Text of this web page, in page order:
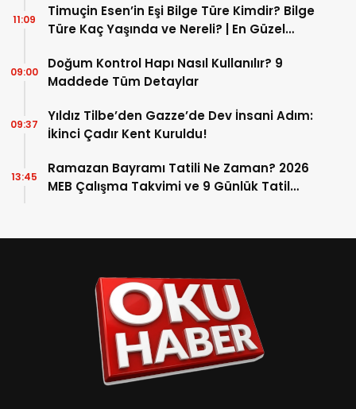
Timuçin Esen’in Eşi Bilge Türe Kimdir? Bilge
Türe Kaç Yaşında ve Nereli? | En Güzel
11:09
Doğum Kontrol Hapı Nasıl Kullanılır? 9
Maddede Tüm Detaylar
09:00
Yıldız Tilbe’den Gazze’de Dev İnsani Adım:
İkinci Çadır Kent Kuruldu!
09:37
Ramazan Bayramı Tatili Ne Zaman? 2026
MEB Çalışma Takvimi ve 9 Günlük Tatil
13:45